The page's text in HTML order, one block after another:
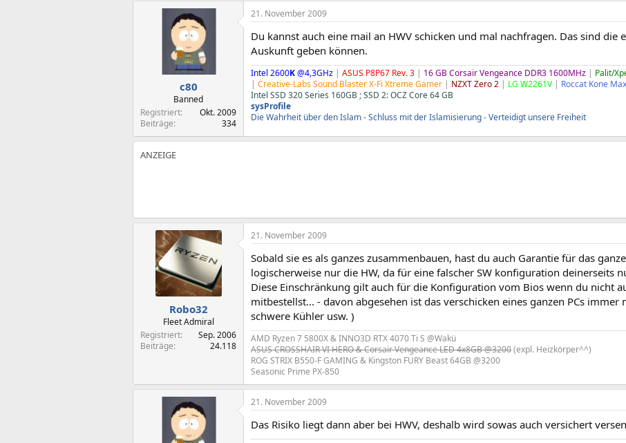
c80
Banned
Registriert
Okt. 2009
Beiträge
334
21. November 2009
Du kannst auch eine mail an HWV schicken und mal nachfragen. Das sind
Auskunft geben können.
Intel 2600K@4,3GHz | ASUS P8P67 Rev. 3 | 16 GB Corsair Vengeance DDR3 1600MHz | Palit/
| Creative-Labs Sound Blaster X-Fi Xtreme Gamer | NZXT Zero 2 | LG W2261V | Roccat Kone
Intel SSD 320 Series 160GB ; SSD 2: OCZ Core 64 GB
sysProfile
Die Wahrheit über den Islam - Schluss mit der Islamisierung - Verteidigt unsere Freiheit
Robo32
Fleet Admiral
Registriert
Sep. 2006
Beiträge
24.118
21. November 2009
Sobald sie es als ganzes zusammenbauen, hast du auch Garantie für das
logischerweise nur die HW, da für eine falscher SW konfiguration deinerseits
Diese Einschränkung gilt auch für die Konfiguration vom Bios wenn du nicht
mitbestellst... - davon abgesehen ist das verschicken eines ganzen PCs
schwere Kühler usw. )
AMD Ryzen 7 5800X & INNO3D RTX 4070 Ti S @Wakü
ASUS CROSSHAIR VI HERO & Corsair Vengeance LED 4x8GB @3200(expl. Heizkörper^^)
ROG STRIX B550-F GAMING & Kingston FURY Beast 64GB @3200
Seasonic Prime PX-850
21. November 2009
Das Risiko liegt dann aber bei HWV, deshalb wird sowas auch versichert